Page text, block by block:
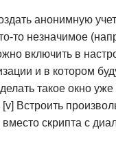
анонимную
то незначимое
включить в
и в котором
такое окно
Встроить
скрипта с